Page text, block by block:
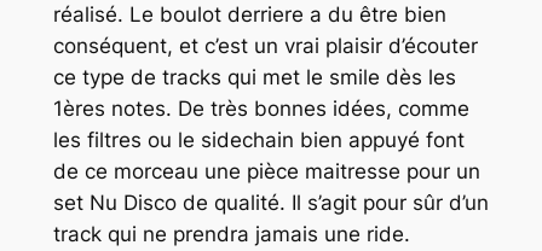
réalisé. Le boulot derriere a du être bien
conséquent, et c’est un vrai plaisir d’écouter
ce type de tracks qui met le smile dès les
1ères notes. De très bonnes idées, comme
les filtres ou le sidechain bien appuyé font
de ce morceau une pièce maitresse pour un
set Nu Discode qualité. Il s’agit pour sûr d’un
track qui ne prendra jamais une ride.